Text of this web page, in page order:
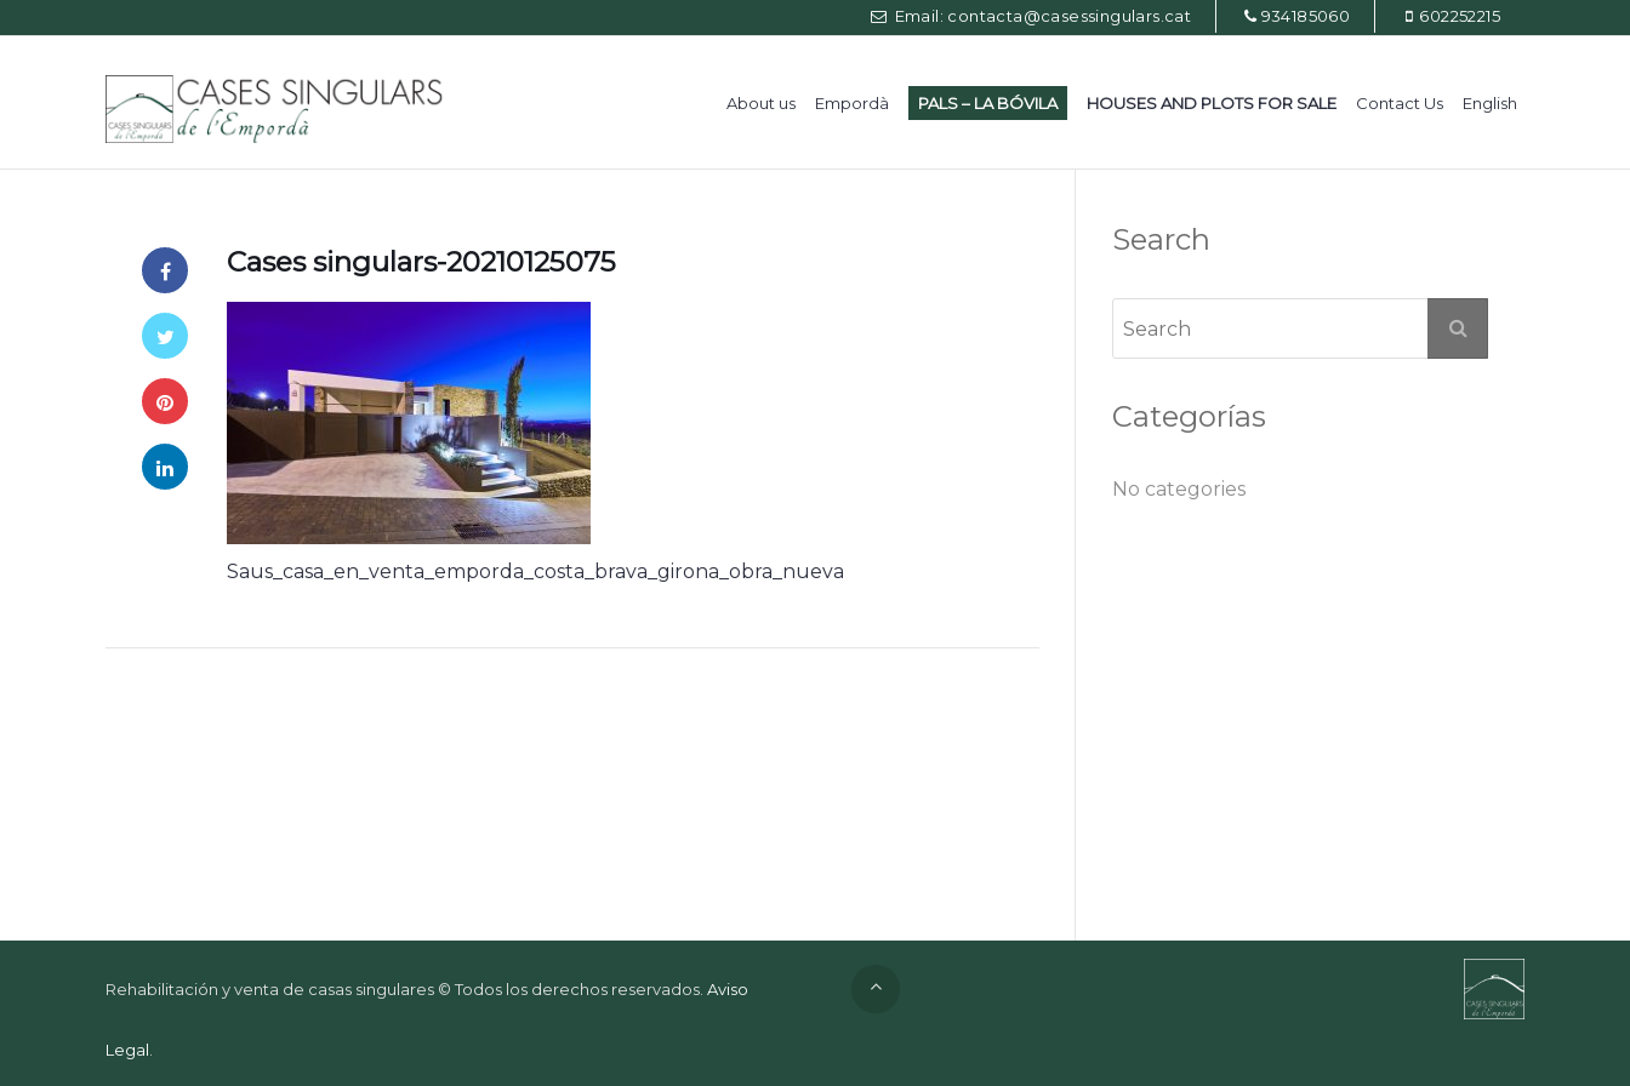
Email: contacta@casessingulars.cat 934185060 602252215
About us Empordà PALS – LA BÓVILA HOUSES AND PLOTS FOR SALE Contact Us English
Cases singulars-20210125075
Saus_casa_en_venta_emporda_costa_brava_girona_obra_nueva
Search
Categorías
No categories
Rehabilitación y venta de casas singulares © Todos los derechos reservados. Aviso
Legal